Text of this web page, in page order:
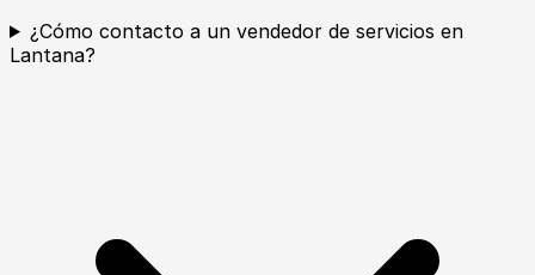
¿Cómo contacto a un vendedor de servicios en
Lantana?